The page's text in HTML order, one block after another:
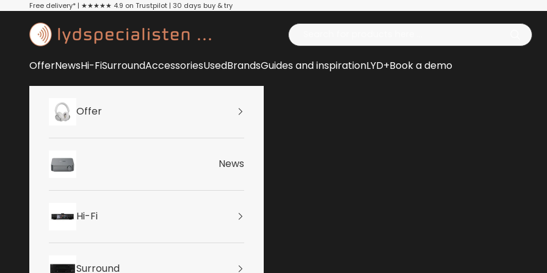
Skip to content
Free delivery* | ★★★★★ 4.9 on Trustpilot | 30 days buy & try
Lydspecialisten
OfferNewsHi-FiSurroundAccessoriesUsedBrandsGuides and inspirationLYD+Book a demo
Offer
News
Hi-Fi
Surround